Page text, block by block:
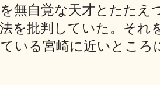
無自覚な天才とたたえ
を批判していた。それ
いる宮崎に近いところ